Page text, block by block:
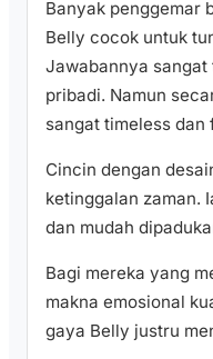
Banyak penggemar
Belly cocok untuk
Jawabannya
pribadi. Namun
sangat timeless dan
Cincin dengan
ketinggalan zaman.
dan mudah
Bagi mereka yang
makna emosional
gaya Belly justru